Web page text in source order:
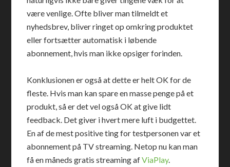
være venlige. Ofte bliver man tilmeldt et
nyhedsbrev, bliver ringet op omkring produktet
eller fortsætter automatisk i løbende
abonnement, hvis man ikke opsiger forinden.
Konklusionen er også at dette er helt OK for de
fleste. Hvis man kan spare en masse penge på et
produkt, så er det vel også OK at give lidt
feedback. Det giver i hvert mere luft i budgettet.
En af de mest positive ting for testpersonen var et
abonnement på TV streaming. Netop nu kan man
få en måneds gratis streaming afViaPlay.